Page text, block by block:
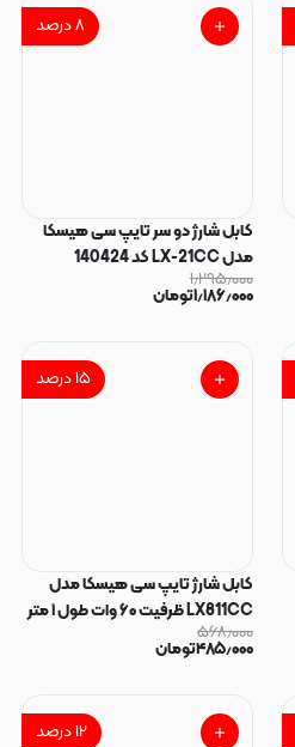
۸درصد
کابل شارژ دو سر تایپ سی هیسکا
مدل LX-21CC کد 140424
۱٫۲۹۵٫۰۰۰
۱٫۱۸۶٫۰۰۰تومان
۱۵درصد
کابل شارژ تایپ سی هیسکا مدل
LX811CC ظرفیت ۶۰ وات طول ۱ متر
کد 140420
۵۶۸٫۰۰۰
۴۸۵٫۰۰۰تومان
۱۲درصد